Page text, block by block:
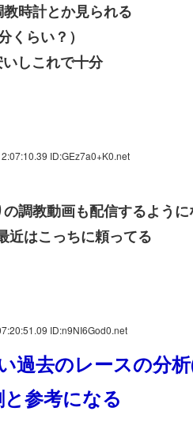
時計とか見られる
くらい？）
しこれで十分
ID:GEz7a0+K0.net
調教動画も配信するよう
近はこっちに頼ってる
ID:n9NI6God0.net
過去のレースの分
参考になる